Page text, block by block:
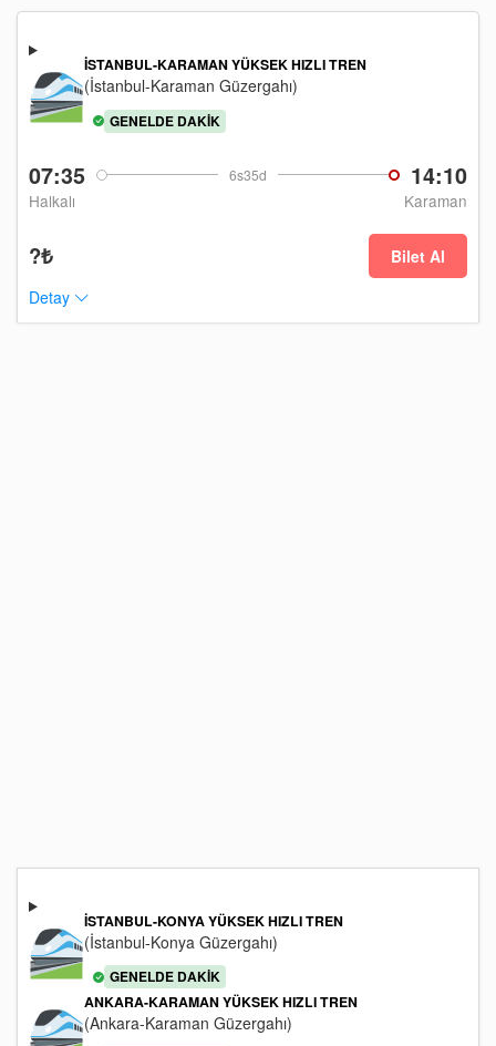
07:35 6s35d 14:10
Halkalı Karaman
İSTANBUL-KARAMAN YÜKSEK HIZLI TREN
(İstanbul-Karaman Güzergahı)
GENELDE DAKIK
?₺
Bilet Al
Detay
İSTANBUL-KONYA YÜKSEK HIZLI TREN
(İstanbul-Konya Güzergahı)
GENELDE DAKIK
ANKARA-KARAMAN YÜKSEK HIZLI TREN
(Ankara-Karaman Güzergahı)